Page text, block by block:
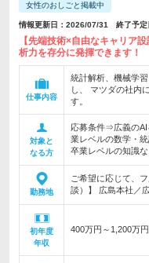
女性のおしごと掲載中
情報更新日：2026/07/31 終了予
【先端技術×自由なキャリア
析力を存分に発揮できます！
仕事内容
統計解析、機械学
し、 マツダの社内
す。
対象と
なる方
応募条件⇒広義のAI
業レベルの数学・
卒業レベルの知識
勤務地
ご希望に応じて、
談）】 広島本社／
初年度
年収
400万円～1,200万円